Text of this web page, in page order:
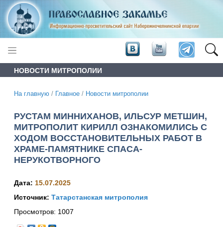
НОВОСТИ МИТРОПОЛИИ
На главную / Главное / Новости митрополии
РУСТАМ МИННИХАНОВ, ИЛЬСУР МЕТШИН,
МИТРОПОЛИТ КИРИЛЛ ОЗНАКОМИЛИСЬ С
ХОДОМ ВОССТАНОВИТЕЛЬНЫХ РАБОТ В
ХРАМЕ-ПАМЯТНИКЕ СПАСА-
НЕРУКОТВОРНОГО
Дата: 15.07.2025
Источник: Татарстанская митрополия
Просмотров: 1007